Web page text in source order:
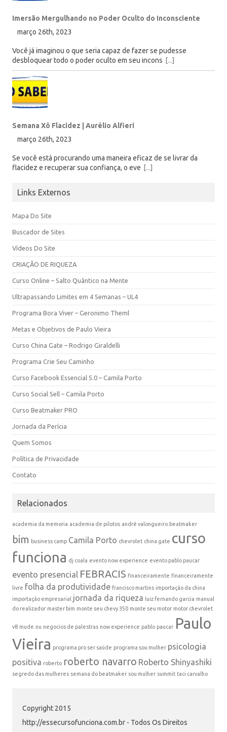
Imersão Mergulhando no Poder Oculto do Inconsciente
março 26th, 2023
Você já imaginou o que seria capaz de fazer se pudesse
desbloquear todo o poder oculto em seu incons [...]
Semana Xô Flacidez | Aurélio Alfieri
março 26th, 2023
Se você está procurando uma maneira eficaz de se livrar da
flacidez e recuperar sua confiança, o eve [...]
Links Externos
Mapa Do Site
Buscador de Sites
Vídeos Do Site
CRIAÇÃO DE RIQUEZA
Curso Online – Salto Quântico na Mente
Ultrapassando Limites em 4 Semanas – UL4
Programa Bora Viver – Geronimo Theml
Metas e Objetivos de Paulo Vieira
Curso China Gate – Rodrigo Giraldelli
Programa Crie Seu Caminho
Curso Facebook Essencial 5.0 – Camila Porto
Curso Social Sell – Camila Porto
Curso Beatmaker PRO
Jornada da Perícia
Quem Somos
Política de Privacidade
Contato
Relacionados
academia da memoria academia de pilotos andré valongueiro beatmaker
bim business camp Camila Porto chevrolet china gate curso
funciona dj coala evento now experience evento pablo paucar
evento presencial FEBRACIS financeiramente financeiramente
livre folha da produtividade francisco martins importação da china
importação empresarial jornada da riqueza luiz fernando garcia manual
do realizador master bim monte seu chevy 350 monte seu motor motor chevrolet
v8 mude.nu negocios de palestras now experience pablo paucar Paulo
Vieira programa pro ser saúde programa sou mulher psicologia
positiva roberto roberto navarro Roberto Shinyashiki
segredo das mulheres semana do beatmaker sou mulher summit taci carvalho
Copyright 2015
http://essecursofunciona.com.br - Todos Os Direitos